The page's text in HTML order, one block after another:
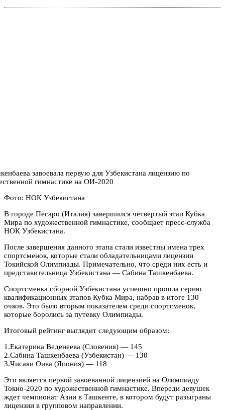
Фото: НОК Узбекистана
В городе Песаро (Италия) завершился четвертый этап Кубка
Мира по художественной гимнастике, сообщает пресс-служба
НОК Узбекистана.
После завершения данного этапа стали известны имена трех
спортсменок, которые стали обладательницами лицензии
Токийской Олимпиады. Примечательно, что среди них есть и
представительница Узбекистана — Сабина Ташкенбаева.
Спортсменка сборной Узбекистана успешно прошла серию
квалификационных этапов Кубка Мира, набрав в итоге 130
очков. Это было вторым показателем среди спортсменок,
которые боролись за путевку Олимпиады.
Итоговый рейтинг выглядит следующим образом:
1.Екатерина Веденеева (Словения) — 145
2.Сабина Ташкенбаева (Узбекистан) — 130
3.Чисаки Оива (Япония) — 118
Это является первой завоеванной лицензией на Олимпиаду
Токио-2020 по художественной гимнастике. Впереди девушек
ждет чемпионат Азии в Ташкенте, в котором будут разыграны
лицензии в групповом направлении.